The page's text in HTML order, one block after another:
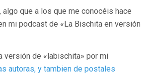
que a los que me conocéis hace
mi podcast de «La Bischita en versión
versión de «labischita» por mi
autoras, y tambien de postales